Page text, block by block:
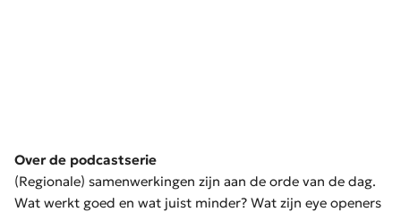
Over de podcastserie
(Regionale) samenwerkingen zijn aan de orde van de dag.
Wat werkt goed en wat juist minder? Wat zijn eye openers